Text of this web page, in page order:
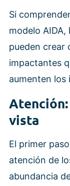
Si
modelo
pueden crear
impactantes
aumenten los
vista
El primer
atención de
abundancia